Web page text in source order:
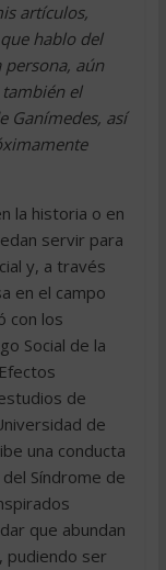
artículos,
hablo del
aún
el
Ganímedes, así
la historia o en
servir para
y, a través
en el campo
con los
Social de la
de
de
una conducta
Síndrome de
que abundan
pudiendo ser